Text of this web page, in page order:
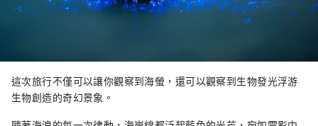
這次旅行不僅可以讓你觀察到海螢，還可以觀察到生物發光浮游
生物創造的奇幻景象。